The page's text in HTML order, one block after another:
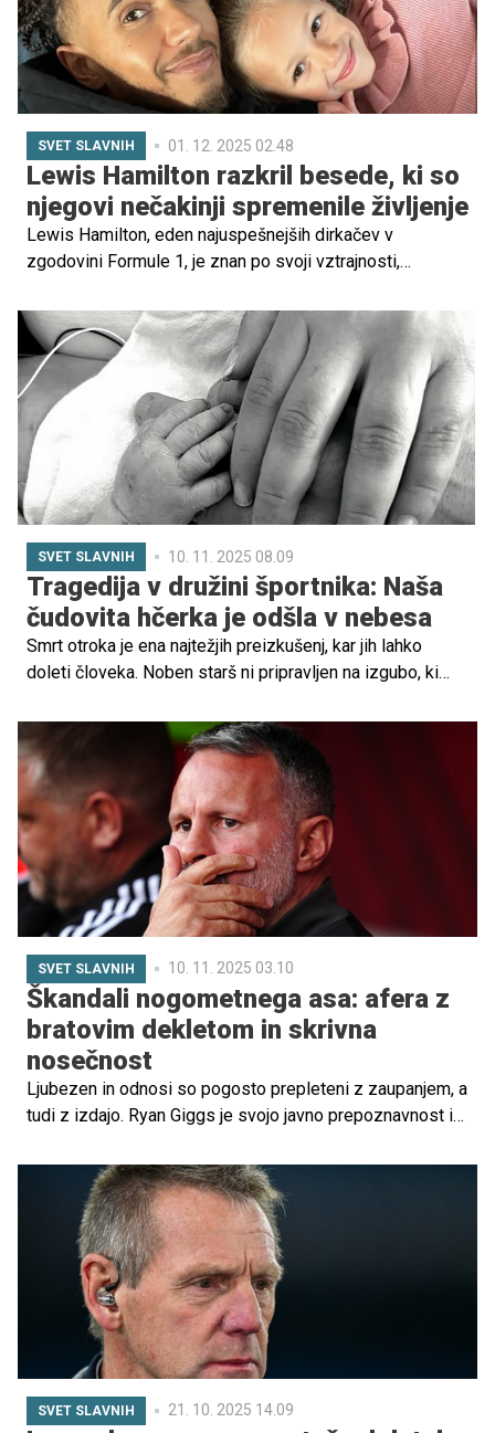
SVET SLAVNIH 01. 12. 2025 02.48
Lewis Hamilton razkril besede, ki so
njegovi nečakinji spremenile življenje
Lewis Hamilton, eden najuspešnejših dirkačev v
zgodovini Formule 1, je znan po svoji vztrajnosti,
je, da je moral svojo pot graditi z izzivom, ki ga spremlja
od otroštva – disleksijo. Zato ni presenetljivo, da je
njegova nečakinja, ki so ji pred kratkim postavili enako
diagnozo, v njem našla veliko podporo in navdih.
SVET SLAVNIH 10. 11. 2025 08.09
Tragedija v družini športnika: Naša
čudovita hčerka je odšla v nebesa
Smrt otroka je ena najtežjih preizkušenj, kar jih lahko
doleti človeka. Noben starš ni pripravljen na izgubo, ki
more zapolniti. Takšno bolečino te dni doživljata tudi
igralec Los Angeles Dodgersov Alex Vesia in njegova
žena Kayla, ki sta izgubila svojo dojenčico Sterling.
SVET SLAVNIH 10. 11. 2025 03.10
Škandali nogometnega asa: afera z
bratovim dekletom in skrivna
nosečnost
Ljubezen in odnosi so pogosto prepleteni z zaupanjem, a
tudi z izdajo. Ryan Giggs je svojo javno prepoznavnost in
dejanja – številne zunajzakonske afere, skrivne ljubezni
in nasilje v odnosih – so močno prizadela ljudi okoli
SVET SLAVNIH 21. 10. 2025 14.09